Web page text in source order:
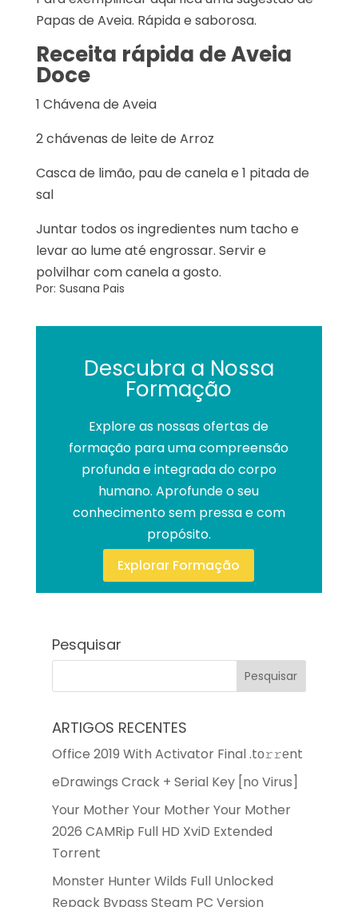
Papas de Aveia. Rápida e saborosa.
Receita rápida de Aveia
Doce
1 Chávena de Aveia
2 chávenas de leite de Arroz
Casca de limão, pau de canela e 1 pitada de
sal
Juntar todos os ingredientes num tacho e
levar ao lume até engrossar. Servir e
polvilhar com canela a gosto.
Por: Susana Pais
Descubra a Nossa
Formação
Explore as nossas ofertas de
formação para uma compreensão
profunda e integrada do corpo
humano. Aprofunde o seu
conhecimento sem pressa e com
propósito.
Explorar Formação
Pesquisar
ARTIGOS RECENTES
Office 2019 With Activator Final .tо𝚛𝚛еnt
eDrawings Crack + Serial Key [no Virus]
Your Mother Your Mother Your Mother
2026 CAMRip Full HD XviD Extended
Torrent
Monster Hunter Wilds Full Unlocked
Repack Bypass Steam PC Version